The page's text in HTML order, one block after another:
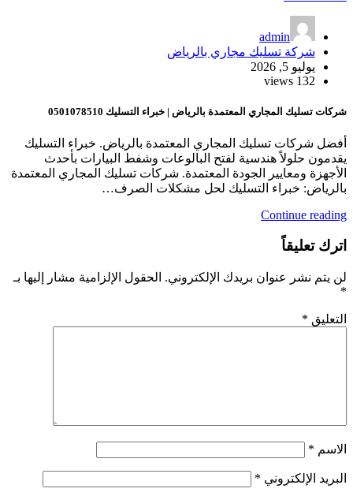
admin
شركة تسليك مجاري بالرياض
يوليو 5, 2026
132 views
شركات تسليك المجاري المعتمدة بالرياض | خبراء التسليك 0501078510
أفضل شركات تسليك المجاري المعتمدة بالرياض. خبراء التسليك
يقدمون حلولاً هندسية لفتح البالوعات وشفط البيارات بأحدث
الأجهزة ومعايير الجودة المعتمدة. شركات تسليك المجاري المعتمدة
بالرياض: خبراء التسليك لحل مشكلات الصرف…
Continue reading
اترك تعليقاً
لن يتم نشر عنوان بريدك الإلكتروني. الحقول الإلزامية مشار إليها بـ
*
التعليق *
الاسم *
البريد الإلكتروني *